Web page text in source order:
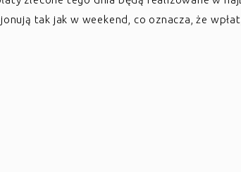
tak jak w weekend, co oznacza, że